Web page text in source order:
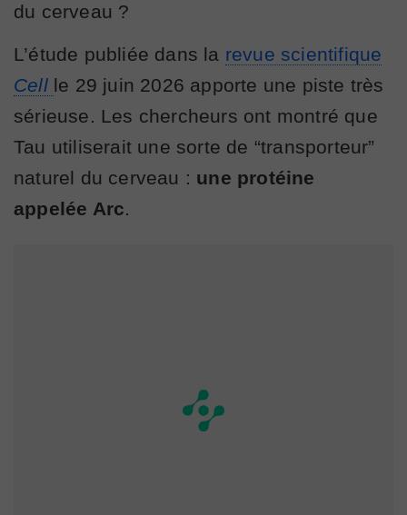
du cerveau ?
L’étude publiée dans la revue scientifique
Cell le 29 juin 2026 apporte une piste très
sérieuse. Les chercheurs ont montré que
Tau utiliserait une sorte de “transporteur”
naturel du cerveau : une protéine
appelée Arc.